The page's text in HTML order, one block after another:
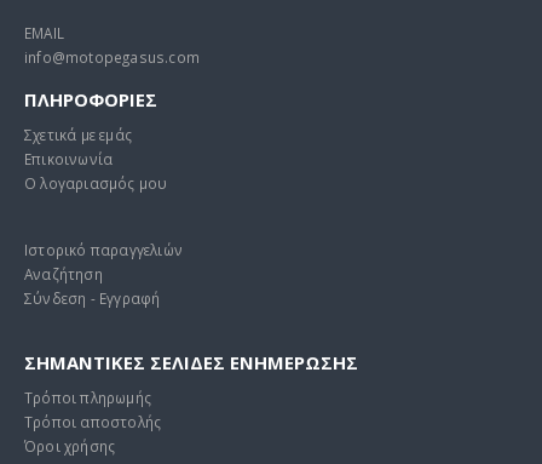
EMAIL
info@motopegasus.com
ΠΛΗΡΟΦΟΡΙΕΣ
Σχετικά με εμάς
Επικοινωνία
Ο λογαριασμός μου
Ιστορικό παραγγελιών
Αναζήτηση
Σύνδεση - Εγγραφή
ΣΗΜΑΝΤΙΚΕΣ ΣΕΛΙΔΕΣ ΕΝΗΜΕΡΩΣΗΣ
Τρόποι πληρωμής
Τρόποι αποστολής
Όροι χρήσης